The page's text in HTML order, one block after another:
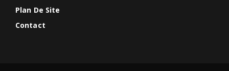
Plan De Site
Contact